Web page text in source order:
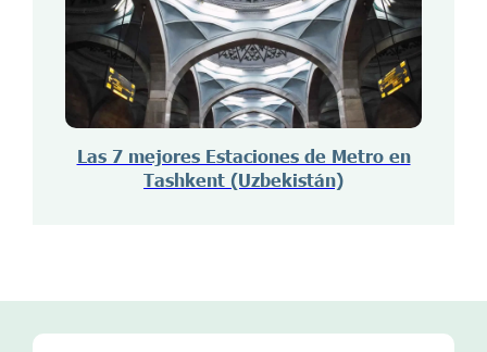
Las 7 mejores Estaciones de Metro en
Tashkent (Uzbekistán)